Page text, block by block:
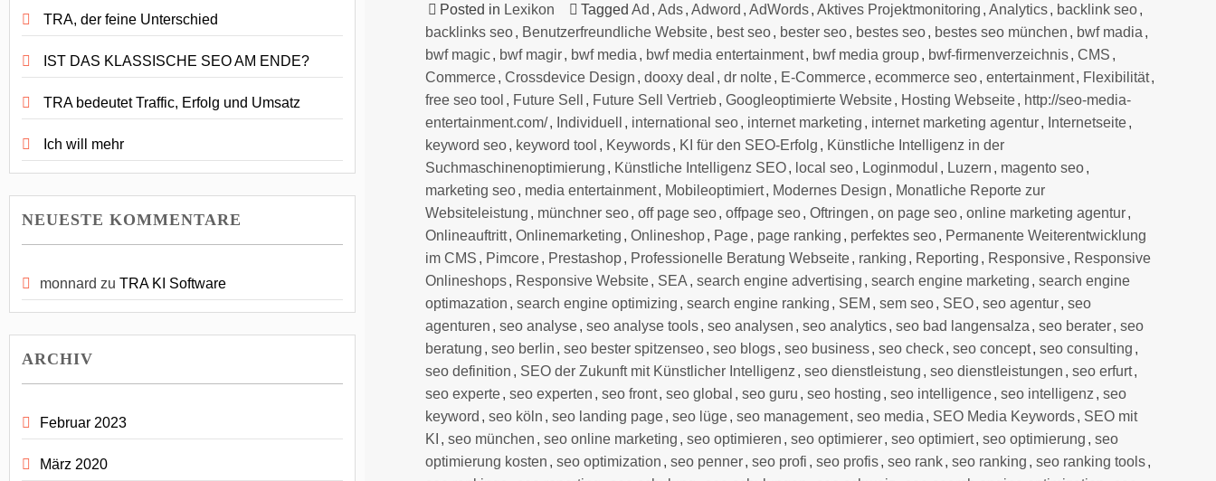
Posted in Lexikon TaggedAd ,Ads,Adword ,AdWords,Aktives Projektmonitoring ,Analytics, backlink seo,
backlinks seo, Benutzerfreundliche Website, best seo, bester seo, bestes seo, bestes seo münchen , bwf madia ,
bwf magic, bwf magir, bwf media , bwf media entertainment, bwf media group, bwf-firmenverzeichnis,CMS ,
Commerce,Crossdevice Design ,dooxy deal ,dr nolte, E-Commerce,ecommerce seo,entertainment, Flexibilität,
free seo tool , Future Sell , Future Sell Vertrieb,Googleoptimierte Website, Hosting Webseite, http://seo-media-
entertainment.com/, Individuell , international seo, internet marketing , internet marketing agentur, Internetseite,
keyword seo, keyword tool , Keywords, KI für den SEO-Erfolg , Künstliche Intelligenz in der
Suchmaschinenoptimierung , Künstliche Intelligenz SEO, local seo, Loginmodul , Luzern , magento seo,
marketing seo, media entertainment, Mobileoptimiert, Modernes Design , Monatliche Reporte zur
Websiteleistung , münchner seo,off page seo,offpage seo,Oftringen ,on page seo,online marketing agentur,
Onlineauftritt,Onlinemarketing ,Onlineshop, Page, page ranking , perfektes seo, Permanente Weiterentwicklung
im CMS , Pimcore, Prestashop, Professionelle Beratung Webseite, ranking , Reporting , Responsive, Responsive
Onlineshops, Responsive Website, SEA ,search engine advertising ,search engine marketing ,search engine
optimazation ,search engine optimizing ,search engine ranking , SEM ,sem seo, SEO,seo agentur,seo
agenturen ,seo analyse,seo analyse tools,seo analysen ,seo analytics,seo bad langensalza ,seo berater,seo
beratung ,seo berlin ,seo bester spitzenseo,seo blogs,seo business,seo check,seo concept,seo consulting ,
seo definition , SEO der Zukunft mit Künstlicher Intelligenz ,seo dienstleistung ,seo dienstleistungen ,seo erfurt,
seo experte,seo experten ,seo front,seo global ,seo guru ,seo hosting ,seo intelligence,seo intelligenz ,seo
keyword ,seo köln ,seo landing page,seo lüge,seo management,seo media , SEO Media Keywords, SEO mit
KI ,seo münchen ,seo online marketing ,seo optimieren ,seo optimierer,seo optimiert,seo optimierung ,seo
optimierung kosten ,seo optimization ,seo penner,seo profi ,seo profis,seo rank,seo ranking ,seo ranking tools,
TRA, der feine Unterschied
IST DAS KLASSISCHE SEO AM ENDE?
TRA bedeutet Traffic, Erfolg und Umsatz
Ich will mehr
NEUESTE KOMMENTARE
monnard zuTRA KI Software
ARCHIV
Februar 2023
März 2020